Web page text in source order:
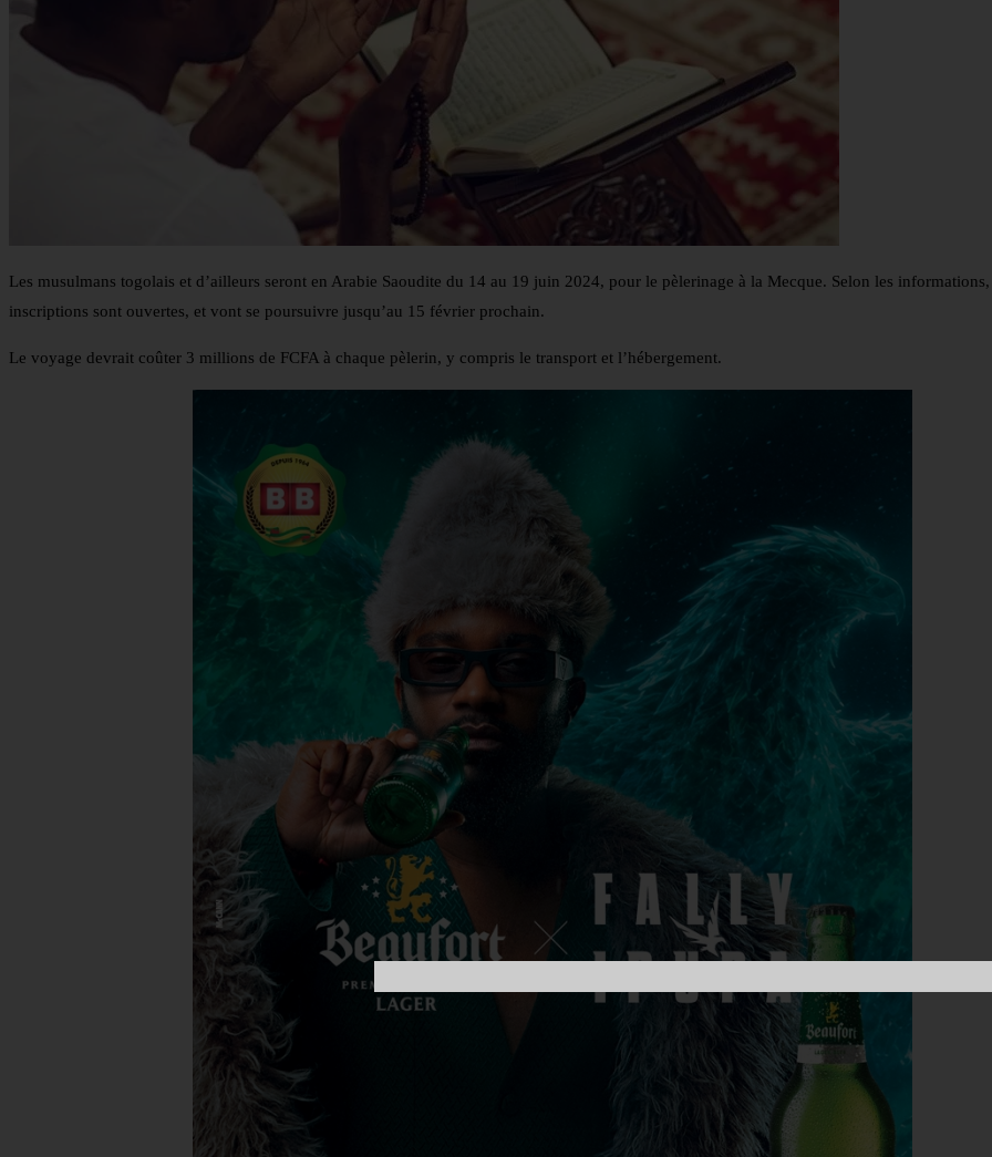
Les musulmans togolais et d’ailleurs seront en Arabie Saoudite du 14 au 19 juin 2024, pour le pèlerinage à la Mecque. Selon les informations,
inscriptions sont ouvertes, et vont se poursuivre jusqu’au 15 février prochain.
Le voyage devrait coûter 3 millions de FCFA à chaque pèlerin, y compris le transport et l’hébergement.